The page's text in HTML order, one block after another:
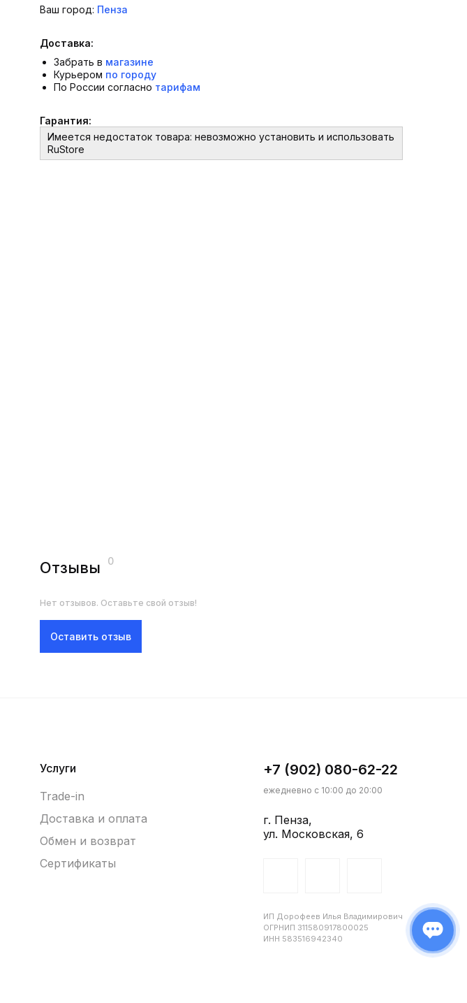
Ваш город: Пенза
Доставка:
Забрать в магазине
Курьером по городу
По России согласно тарифам
Гарантия:
Имеется недостаток товара: невозможно установить и использовать
RuStore
Отзывы 0
Нет отзывов. Оставьте свой отзыв!
Оставить отзыв
Услуги
Trade-in
Доставка и оплата
Обмен и возврат
Сертификаты
+7 (902) 080-62-22
ежедневно с 10:00 до 20:00
г. Пенза,
ул. Московская, 6
ИП Дорофеев Илья Владимирович
ОГРНИП 311580917800025
ИНН 583516942340